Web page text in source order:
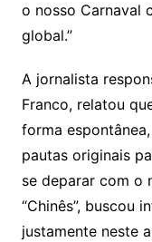
o nosso Carnaval
global.”
A jornalista
Franco, relatou
forma
pautas originais
se deparar com o
“Chinês”, buscou
justamente neste